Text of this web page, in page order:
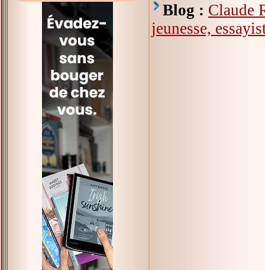
Blog : Claude
jeunesse,